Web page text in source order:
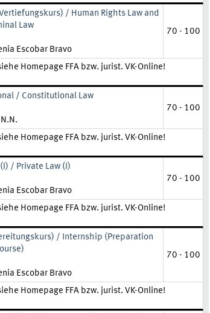
/ Human Rights Law and
Law
Escobar Bravo
70 - 100
Homepage FFA bzw. jurist. VK-Online!
/ Constitutional Law
Lehrkraft:
N.N.
70 - 100
Homepage FFA bzw. jurist. VK-Online!
/ Private Law (I)
Escobar Bravo
70 - 100
Homepage FFA bzw. jurist. VK-Online!
/ Internship (Preparation
Escobar Bravo
70 - 100
Homepage FFA bzw. jurist. VK-Online!